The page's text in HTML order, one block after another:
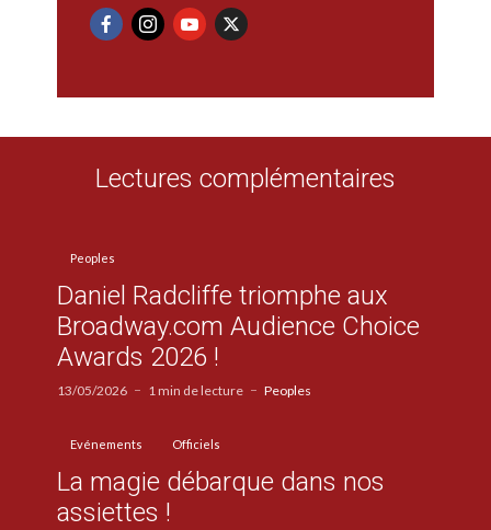
Lectures complémentaires
Peoples
Daniel Radcliffe triomphe aux
Broadway.com Audience Choice
Awards 2026 !
13/05/2026 1 min de lecture Peoples
Evénements Officiels
La magie débarque dans nos
assiettes !